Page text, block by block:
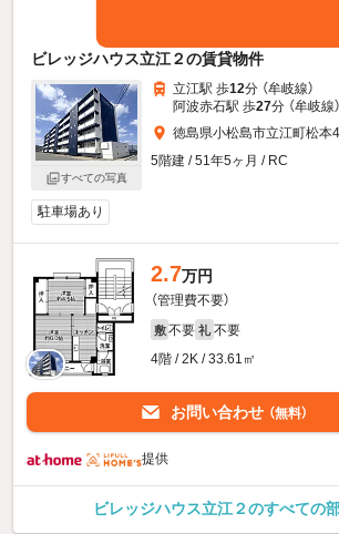
ビレッジハウス立江２の賃貸物件
すべての写真
立江駅 歩12分 （牟岐線）
阿波赤石駅 歩27分 （牟岐線）
徳島県小松島市立江町松本
5階建 / 51年5ヶ月 / RC
駐車場あり
2.7万円
（管理費不要）
敷 不要 礼 不要
4階 / 2K / 33.61㎡
お問い合わせ （無料）
提供
ビレッジハウス立江２のすべての